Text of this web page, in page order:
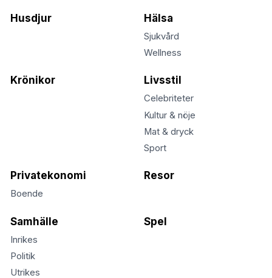
Husdjur Hälsa
Sjukvård
Wellness
Krönikor Livsstil
Celebriteter
Kultur & nöje
Mat & dryck
Sport
Privatekonomi
Boende
Resor
Samhälle
Inrikes
Politik
Utrikes
Spel